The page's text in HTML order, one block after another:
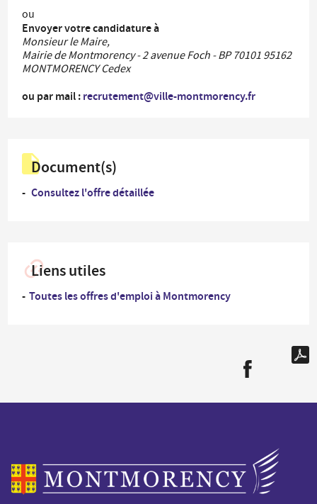
ou
Envoyer votre candidature à
Monsieur le Maire,
Mairie de Montmorency - 2 avenue Foch - BP 70101 95162
MONTMORENCY Cedex
ou par mail :recrutement@ville-montmorency.fr
Document(s)
Consultez l'offre détaillée
Liens utiles
Toutes les offres d'emploi à Montmorency